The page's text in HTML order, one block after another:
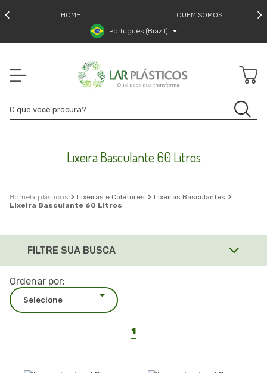
HOME
QUEM SOMOS
Português (Brazil)
Lixeira Basculante 60 Litros
larplasticos Lixeiras e Coletores
Lixeiras Basculantes
Lixeira Basculante 60 Litros
FILTRE SUA BUSCA
Ordenar por:
1